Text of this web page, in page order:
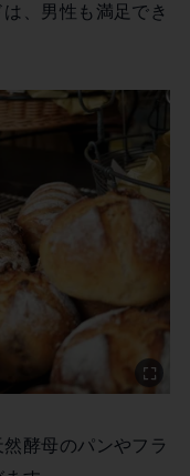
、男性も満足でき
酵母のパンやフラ